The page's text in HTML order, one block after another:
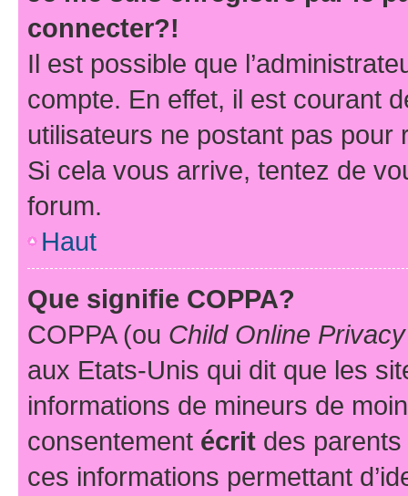
connecter?!
Il est possible que
compte. En effet, il est courant
utilisateurs ne postant pas pour
Si cela vous arrive, tentez de
forum.
Haut
Que signifie COPPA?
COPPA (ou Child Online
aux Etats-Unis qui dit que les
informations de mineurs de
consentement écrit des parents
ces informations permettant